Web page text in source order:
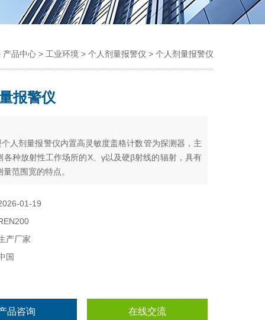
产品中心 > 工业环境 > 个人剂量报警仪 > 个人剂量报警仪
报警仪
人剂量报警仪内置高灵敏度盖格计数管为探测器，主
各种放射性工作场所的X、γ以及硬β射线的辐射，具有
范围宽的特点。
01-19
产厂家
国
品咨询 在线交流